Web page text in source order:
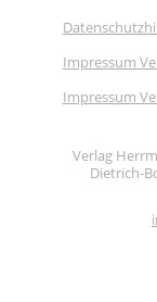
Impressum
Impressum
Verlag
Dietrich-